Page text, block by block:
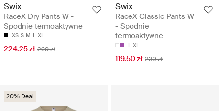
Swix
RaceX Dry Pants W -
Spodnie termoaktywne
XS S M L XL
224.25 zł 299 zł
Swix
RaceX Classic Pants W
- Spodnie
termoaktywne
L XL
119.50 zł 239 zł
20% Deal